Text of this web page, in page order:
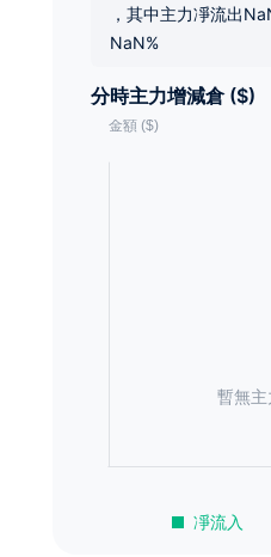
，其中主力凈流出
NaN%
分時主力增減倉 ($)
凈流入
暫無主